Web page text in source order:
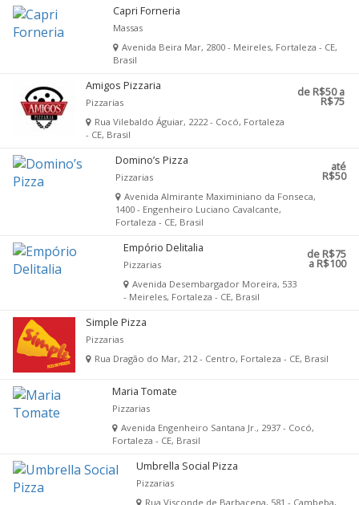
Capri Forneria
Massas
Avenida Beira Mar, 2800 - Meireles, Fortaleza - CE,
Brasil
Amigos Pizzaria
Pizzarias
Rua Vilebaldo Águiar, 2222 - Cocó, Fortaleza
- CE, Brasil
de R$50 a
R$75
Domino’s Pizza
Pizzarias
Avenida Almirante Maximiniano da Fonseca,
1400 - Engenheiro Luciano Cavalcante,
Fortaleza - CE, Brasil
até
R$50
Empório Delitalia
Pizzarias
Avenida Desembargador Moreira, 533
- Meireles, Fortaleza - CE, Brasil
de R$75
a R$100
Simple Pizza
Pizzarias
Rua Dragão do Mar, 212 - Centro, Fortaleza - CE, Brasil
Maria Tomate
Pizzarias
Avenida Engenheiro Santana Jr., 2937 - Cocó,
Fortaleza - CE, Brasil
Umbrella Social Pizza
Pizzarias
Rua Visconde de Barbacena, 581 - Cambeba,